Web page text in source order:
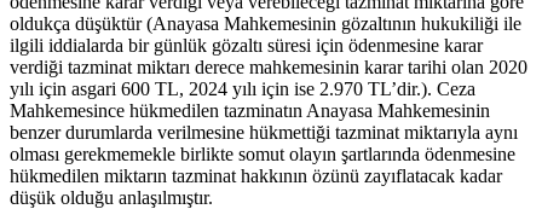
oldukça düşüktür (Anayasa Mahkemesinin gözaltının hukukiliği ile
ilgili iddialarda bir günlük gözaltı süresi için ödenmesine karar
verdiği tazminat miktarı derece mahkemesinin karar tarihi olan 2020
yılı için asgari 600 TL, 2024 yılı için ise 2.970 TL’dir.). Ceza
Mahkemesince hükmedilen tazminatın Anayasa Mahkemesinin
benzer durumlarda verilmesine hükmettiği tazminat miktarıyla aynı
olması gerekmemekle birlikte somut olayın şartlarında ödenmesine
hükmedilen miktarın tazminat hakkının özünü zayıflatacak kadar
düşük olduğu anlaşılmıştır.